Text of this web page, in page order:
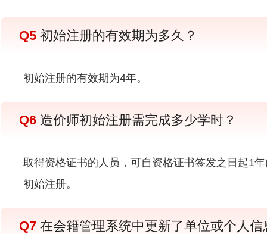
Q5 初始注册的有效期为多久？
初始注册的有效期为4年。
Q6 造价师初始注册需完成多少学时？
取得资格证书的人员，可自资格证书签发之日起1
初始注册。
Q7 在会籍管理系统中更新了单位或个人